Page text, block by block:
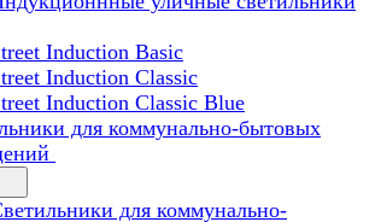
Induction Basic
Induction Classic
Induction Classic Blue
для коммунально-бытовых
для коммунально-